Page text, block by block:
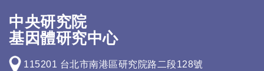
中央研究院
基因體研究中心
115201 台北市南港區研究院路二段128號